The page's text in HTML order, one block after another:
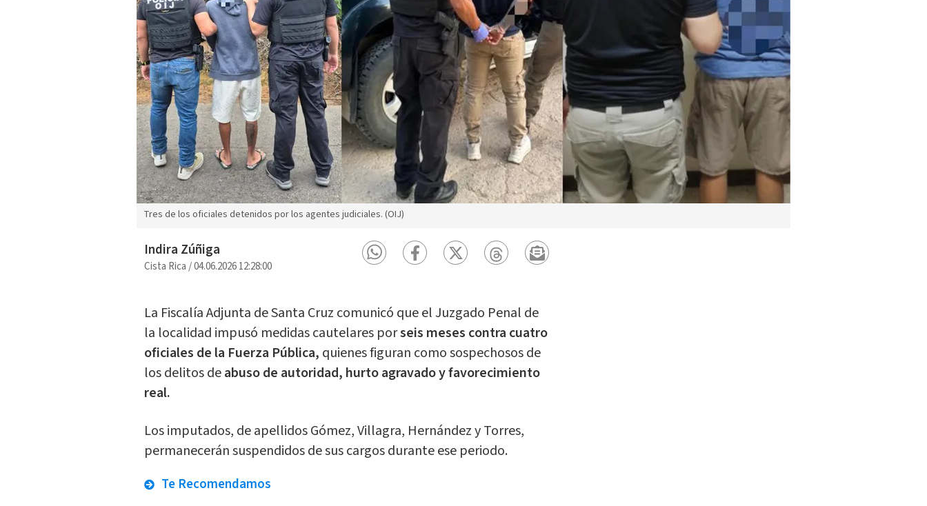
Tres de los oficiales detenidos por los agentes judiciales. (OIJ)
Indira Zúñiga
Cista Rica/04.06.2026 12:28:00
La Fiscalía Adjunta de Santa Cruz comunicó que el Juzgado Penal de
la localidad impusó medidas cautelares porseis meses contra cuatro
oficiales de la Fuerza Pública, quienes figuran como sospechosos de
los delitos deabuso de autoridad, hurto agravado y favorecimiento
real.
Los imputados, de apellidos Gómez, Villagra, Hernández y Torres,
permanecerán suspendidos de sus cargos durante ese periodo.
Te Recomendamos